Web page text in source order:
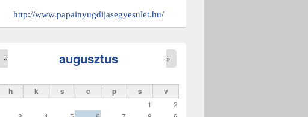
http://www.papainyugdijasegyesulet.hu/
augusztus
« »
h k s c p s v
1
2